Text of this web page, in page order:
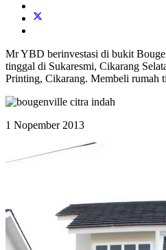
Mr YBD berinvestasi di bukit
tinggal di Sukaresmi, Cikarang
Printing, Cikarang. Membeli rumah
1 Nopember 2013